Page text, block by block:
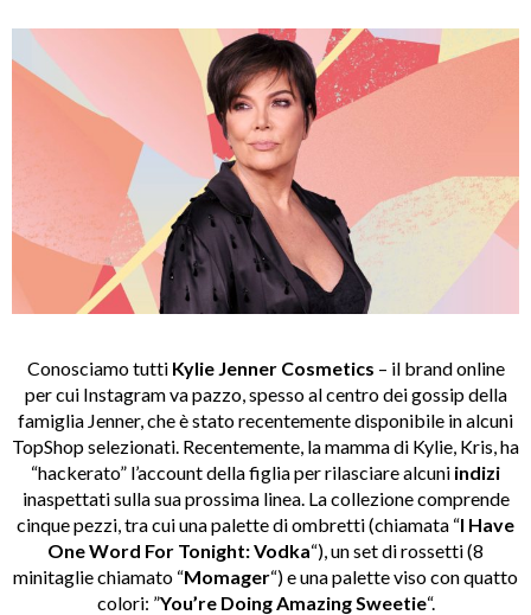
Conosciamo tutti Kylie Jenner Cosmetics – il brand online
per cui Instagram va pazzo, spesso al centro dei gossip della
famiglia Jenner, che è stato recentemente disponibile in alcuni
TopShop selezionati. Recentemente, la mamma di Kylie, Kris, ha
“hackerato” l’account della figlia per rilasciare alcuni indizi
inaspettati sulla sua prossima linea. La collezione comprende
cinque pezzi, tra cui una palette di ombretti (chiamata “I Have
One Word For Tonight: Vodka“), un set di rossetti (8
minitaglie chiamato “Momager“) e una palette viso con quatto
colori: ”You’re Doing Amazing Sweetie“.